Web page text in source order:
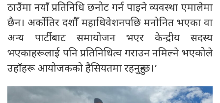
ठाउँमा नयाँ प्रतिनिधि छनोट गर्न पाइने व्यवस्था एमालेमा
छैन। अर्कोतिर दशौँ महाधिवेशनपछि मनोनित भएका वा
अन्य पार्टीबाट समायोजन भएर केन्द्रीय सदस्य
भएकाहरूलाई पनि प्रतिनिधित्व गराउन नमिल्ने भएकोले
उहाँहरू आयोजकको हैसियतमा रहनुहुन्छ।’